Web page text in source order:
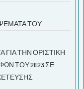
ΤΟΥ
ΓΙΑ ΤΗΝ ΟΡΙΣΤΙΚΗ
ΤΟΥ 2023 ΣΕ